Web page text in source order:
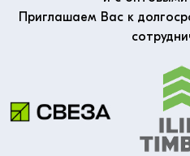
Приглашаем Вас к